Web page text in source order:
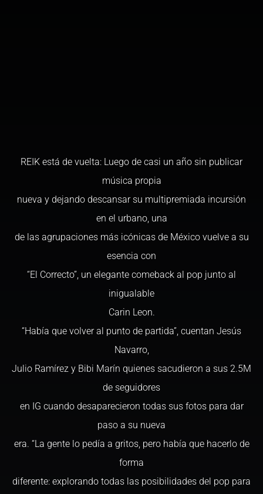
REIK está de vuelta: Luego de casi un año sin publicar
música propia
nueva y dejando descansar su multipremiada incursión
en el urbano, una
de las agrupaciones más icónicas de México vuelve a su
esencia con
“El Correcto”, un elegante comeback al pop junto al
inigualable
Carin Leon.
“Había que volver al punto de partida”, cuentan Jesús
Navarro,
Julio Ramírez y Bibi Marín quienes sacudieron a sus 2.5M
de seguidores
en IG cuando desaparecieron todas sus fotos para dar
paso a su nueva
era. “La gente lo pedía a gritos, pero había que hacerlo de
forma
diferente: explorando todas las posibilidades del pop para